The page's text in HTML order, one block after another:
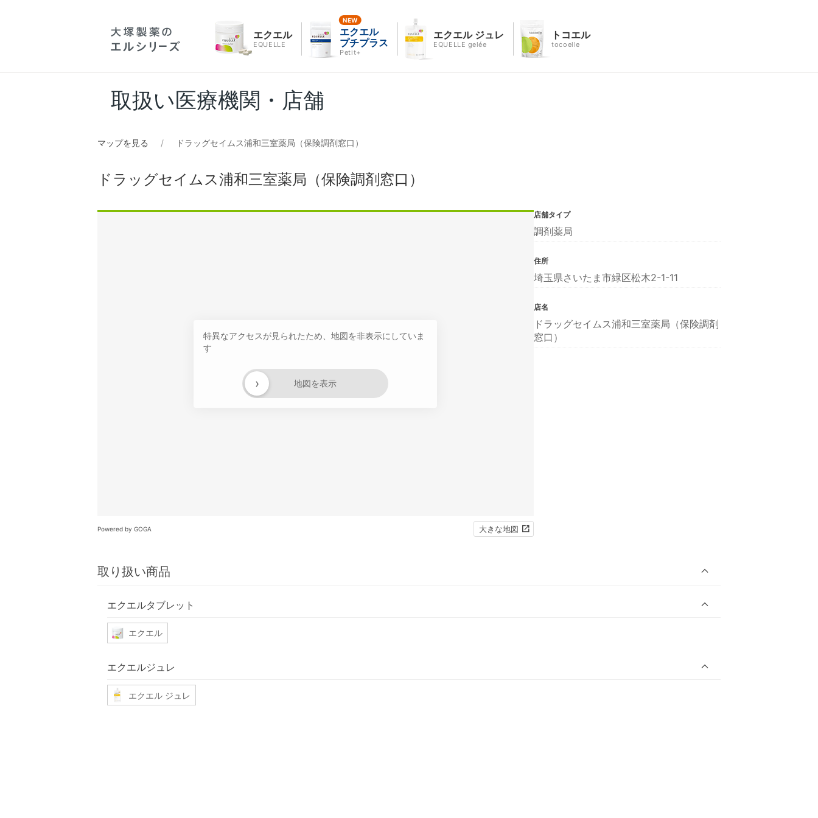
エクエル
EQUELLE
エクエル
プチプラス
Petit+
エクエル ジュレ
EQUELLE gelée
トコエル
tocoelle
取扱い医療機関・店舗
マップを見る ドラッグセイムス浦和三室薬局（保険調剤窓口）
ドラッグセイムス浦和三室薬局（保険調剤窓口）
特異なアクセスが見られたため、地図を非表示にしていま
す
地図を表示
›
Powered by GOGA 大きな地図
取り扱い商品
エクエルタブレット
エクエル
エクエルジュレ
エクエル ジュレ
店舗タイプ
調剤薬局
住所
埼玉県さいたま市緑区松木2-1-11
店名
ドラッグセイムス浦和三室薬局（保険調剤
窓口）